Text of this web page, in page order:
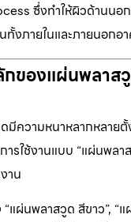
ซึ่งทำให้ผิวด้านนอ
ทั้งภายในและภายนอกอ
ของแผ่นพลาส
มีความหนาหลากหลาย
ารใช้งานแบบ “แผ่นพลา
าน
“แผ่นพลาสวูด สีขาว”, “